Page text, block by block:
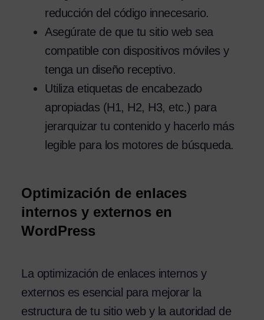
reducción del código innecesario.
Asegúrate de que tu sitio web sea
compatible con dispositivos móviles y
tenga un diseño receptivo.
Utiliza etiquetas de encabezado
apropiadas (H1, H2, H3, etc.) para
jerarquizar tu contenido y hacerlo más
legible para los motores de búsqueda.
Optimización de enlaces
internos y externos en
WordPress
La optimización de enlaces internos y
externos es esencial para mejorar la
estructura de tu sitio web y la autoridad de